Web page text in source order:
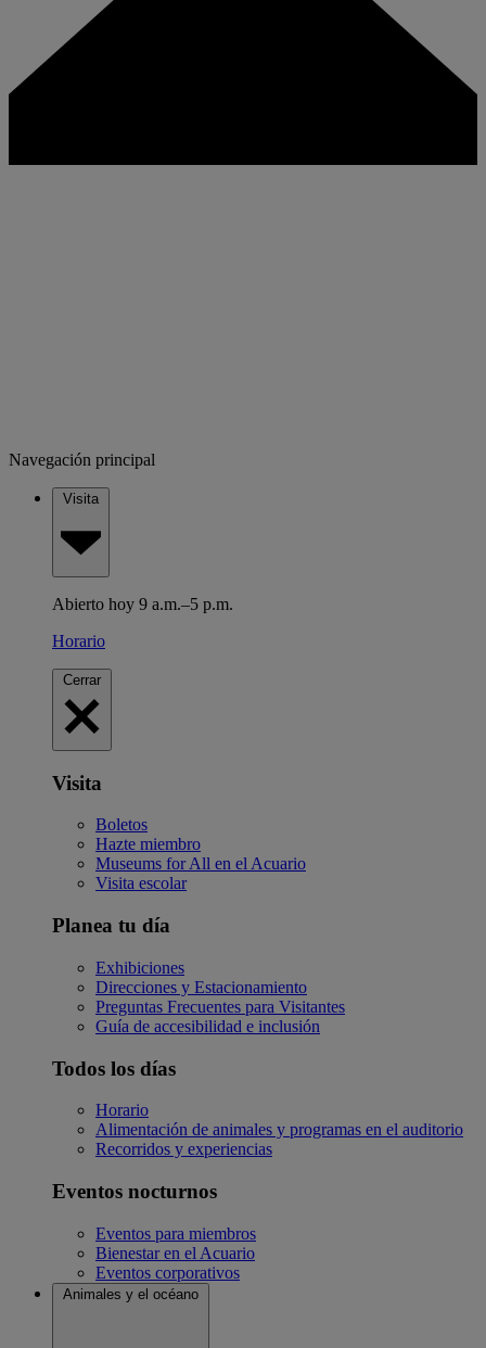
Navegación principal
Visita
Abierto hoy 9 a.m.–5 p.m.
Horario
Cerrar
Visita
Boletos
Hazte miembro
Museums for All en el Acuario
Visita escolar
Planea tu día
Exhibiciones
Direcciones y Estacionamiento
Preguntas Frecuentes para Visitantes
Guía de accesibilidad e inclusión
Todos los días
Horario
Alimentación de animales y programas en el auditorio
Recorridos y experiencias
Eventos nocturnos
Eventos para miembros
Bienestar en el Acuario
Eventos corporativos
Animales y el océano